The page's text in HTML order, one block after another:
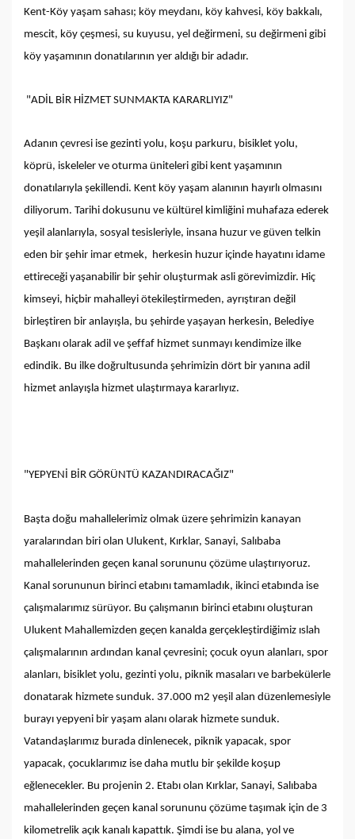
Kent-Köy yaşam sahası; köy meydanı, köy kahvesi, köy bakkalı,
mescit, köy çeşmesi, su kuyusu, yel değirmeni, su değirmeni gibi
köy yaşamının donatılarının yer aldığı bir adadır.
"ADİL BİR HİZMET SUNMAKTA KARARLIYIZ"
Adanın çevresi ise gezinti yolu, koşu parkuru, bisiklet yolu,
köprü, iskeleler ve oturma üniteleri gibi kent yaşamının
donatılarıyla şekillendi. Kent köy yaşam alanının hayırlı olmasını
diliyorum. Tarihi dokusunu ve kültürel kimliğini muhafaza ederek
yeşil alanlarıyla, sosyal tesisleriyle, insana huzur ve güven telkin
eden bir şehir imar etmek, herkesin huzur içinde hayatını idame
ettireceği yaşanabilir bir şehir oluşturmak asli görevimizdir. Hiç
kimseyi, hiçbir mahalleyi ötekileştirmeden, ayrıştıran değil
birleştiren bir anlayışla, bu şehirde yaşayan herkesin, Belediye
Başkanı olarak adil ve şeffaf hizmet sunmayı kendimize ilke
edindik. Bu ilke doğrultusunda şehrimizin dört bir yanına adil
hizmet anlayışla hizmet ulaştırmaya kararlıyız.
"YEPYENİ BİR GÖRÜNTÜ KAZANDIRACAĞIZ"
Başta doğu mahallelerimiz olmak üzere şehrimizin kanayan
yaralarından biri olan Ulukent, Kırklar, Sanayi, Salıbaba
mahallelerinden geçen kanal sorununu çözüme ulaştırıyoruz.
Kanal sorununun birinci etabını tamamladık, ikinci etabında ise
çalışmalarımız sürüyor. Bu çalışmanın birinci etabını oluşturan
Ulukent Mahallemizden geçen kanalda gerçekleştirdiğimiz ıslah
çalışmalarının ardından kanal çevresini; çocuk oyun alanları, spor
alanları, bisiklet yolu, gezinti yolu, piknik masaları ve barbekülerle
donatarak hizmete sunduk. 37.000 m2 yeşil alan düzenlemesiyle
burayı yepyeni bir yaşam alanı olarak hizmete sunduk.
Vatandaşlarımız burada dinlenecek, piknik yapacak, spor
yapacak, çocuklarımız ise daha mutlu bir şekilde koşup
eğlenecekler. Bu projenin 2. Etabı olan Kırklar, Sanayi, Salıbaba
mahallelerinden geçen kanal sorununu çözüme taşımak için de 3
kilometrelik açık kanalı kapattık. Şimdi ise bu alana, yol ve